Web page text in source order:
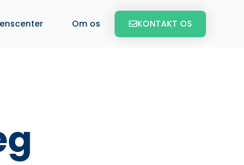
Om os KONTAKT OS